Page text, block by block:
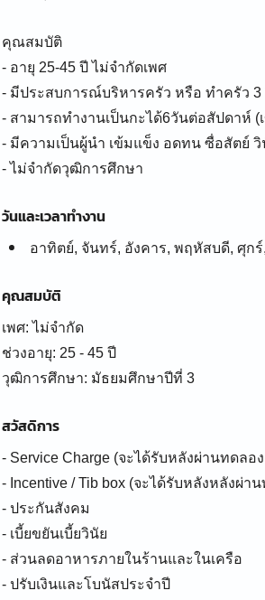
คุณสมบัติ
- อายุ 25-45 ปี ไม่จำกัดเพศ
- มีประสบการณ์บริหารครัว หรือ ทำครัว 3
- สามารถทำงานเป็นกะได้6วันต่อสัปดาห์ (
- มีความเป็นผู้นำ เข้มแข็ง อดทน ซื่อสัตย์ วิ
- ไม่จำกัดวุฒิการศึกษา
วันและเวลาทำงาน
อาทิตย์, จันทร์, อังคาร, พฤหัสบดี, ศุกร์,
คุณสมบัติ
เพศ: ไม่จำกัด
ช่วงอายุ: 25 - 45 ปี
สวัสดิการ
- Service Charge (จะได้รับหลังผ่านทดล
- Incentive / Tib box (จะได้รับหลังหลังผ่า
- ประกันสังคม
- เบี้ยขยันเบี้ยวินัย
- ส่วนลดอาหารภายในร้านและในเครือ
- ปรับเงินและโบนัสประจำปี